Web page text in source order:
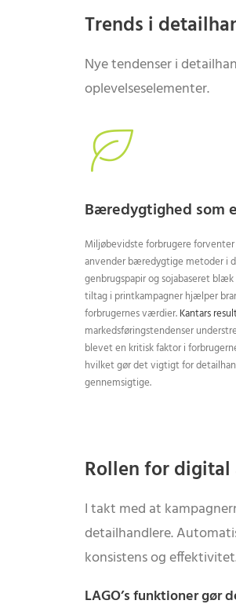
Trends i
Nye tendenser i
oplevelseselementer.
Bæredygtighed som
Miljøbevidste forbrugere
anvender bæredygtige metoder i
genbrugspapir og sojabaseret
tiltag i printkampagner hjælper
forbrugernes værdier.Kantars
markedsføringstendenser
blevet en kritisk faktor i
hvilket gør det vigtigt for
gennemsigtige.
Rollen for
I takt med at
detailhandlere.
konsistens og
LAGO’s funktioner